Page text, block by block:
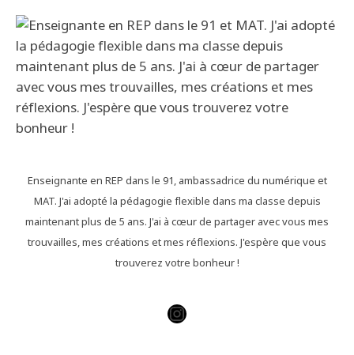
Enseignante en REP dans le 91, ambassadrice du numérique et
MAT. J'ai adopté la pédagogie flexible dans ma classe depuis
maintenant plus de 5 ans. J'ai à cœur de partager avec vous mes
trouvailles, mes créations et mes réflexions. J'espère que vous
trouverez votre bonheur !
Instagram